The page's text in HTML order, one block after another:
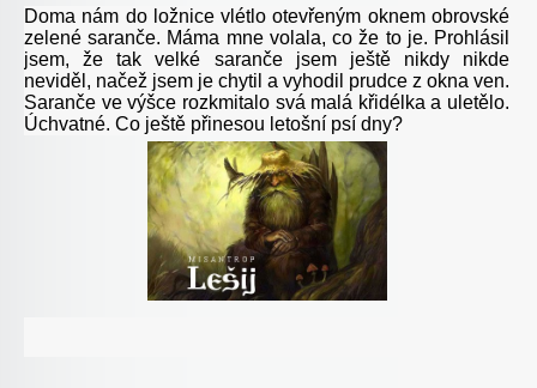
Doma nám do ložnice vlétlo otevřeným oknem obrovské
zelené saranče. Máma mne volala, co že to je. Prohlásil
jsem, že tak velké saranče jsem ještě nikdy nikde
neviděl, načež jsem je chytil a vyhodil prudce z okna ven.
Saranče ve výšce rozkmitalo svá malá křidélka a uletělo.
Úchvatné. Co ještě přinesou letošní psí dny?